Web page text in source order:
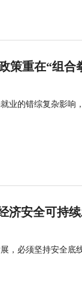
策重在“组合
业的错综复杂影响
济安全可持
，必须坚持安全底